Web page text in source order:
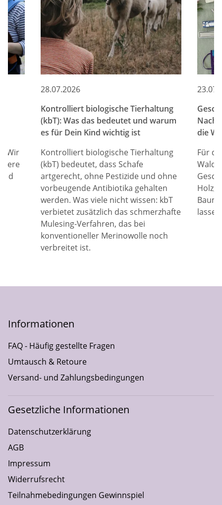
Wir
28.07.2026
Kontrolliert biologische Tierhaltung
(kbT): Was das bedeutet und warum
es für Dein Kind wichtig ist
Kontrolliert biologische Tierhaltung
(kbT) bedeutet, dass Schafe
artgerecht, ohne Pestizide und ohne
vorbeugende Antibiotika gehalten
werden. Was viele nicht wissen: kbT
verbietet zusätzlich das schmerzhafte
Mulesing-Verfahren, das bei
konventioneller Merinowolle noch
verbreitet ist.
die
Für
Holz,
Informationen
FAQ - Häufig gestellte Fragen
Umtausch & Retoure
Versand- und Zahlungsbedingungen
Gesetzliche Informationen
Datenschutzerklärung
AGB
Impressum
Widerrufsrecht
Teilnahmebedingungen Gewinnspiel